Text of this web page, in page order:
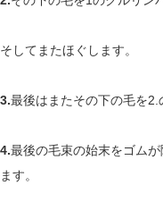
そしてまたほぐします。
3.最後はまたその下の毛を2.
4.最後の毛束の始末をゴム
ます。